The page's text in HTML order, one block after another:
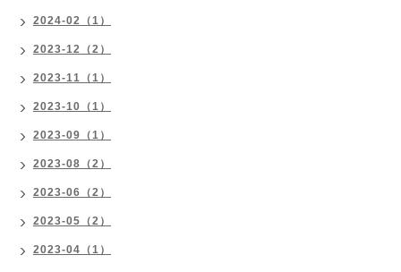
2024-02（1）
2023-12（2）
2023-11（1）
2023-10（1）
2023-09（1）
2023-08（2）
2023-06（2）
2023-05（2）
2023-04（1）